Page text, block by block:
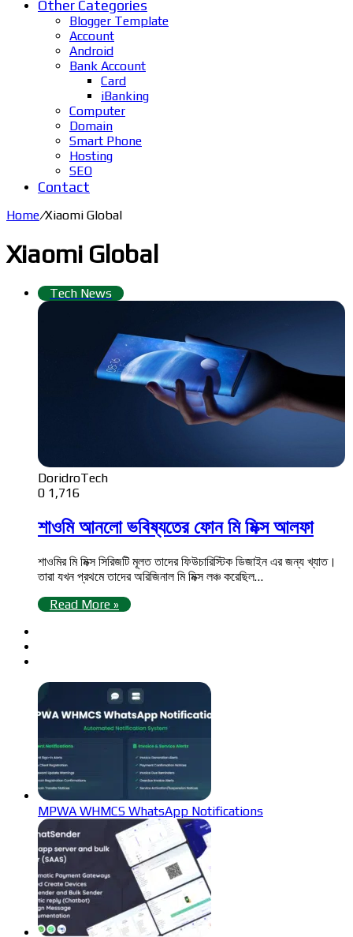
Other Categories
Blogger Template
Account
Android
Bank Account
Card
iBanking
Computer
Domain
Smart Phone
Hosting
SEO
Contact
Home/Xiaomi Global
Xiaomi Global
Tech News
DoridroTech
0 1,716
শাওমি আনলো ভবিষ্যতের ফোন মি মিক্স আলফা
শাওমির মি মিক্স সিরিজটি মূলত তাদের ফিউচারিস্টিক ডিজাইন এর জন্য খ্যাত।
তারা যখন প্রথমে তাদের অরিজিনাল মি মিক্স লঞ্চ করেছিল…
Read More »
MPWA WHMCS WhatsApp Notifications